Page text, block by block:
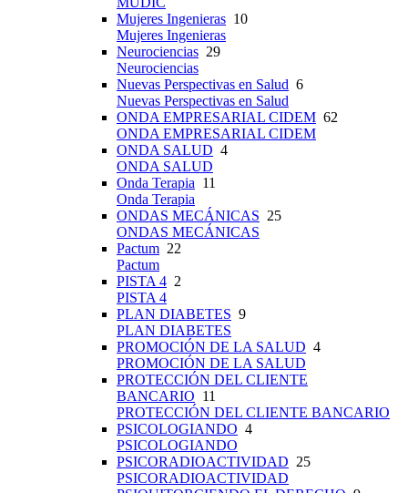
Mujeres Ingenieras 10
Mujeres Ingenieras
Neurociencias 29
Neurociencias
Nuevas Perspectivas en Salud 6
Nuevas Perspectivas en Salud
ONDA EMPRESARIAL CIDEM 62
ONDA EMPRESARIAL CIDEM
ONDA SALUD 4
ONDA SALUD
Onda Terapia 11
Onda Terapia
ONDAS MECÁNICAS 25
ONDAS MECÁNICAS
Pactum 22
Pactum
PISTA 4 2
PISTA 4
PLAN DIABETES 9
PLAN DIABETES
PROMOCIÓN DE LA SALUD 4
PROMOCIÓN DE LA SALUD
PROTECCIÓN DEL CLIENTE
BANCARIO 11
PROTECCIÓN DEL CLIENTE BANCARIO
PSICOLOGIANDO 4
PSICOLOGIANDO
PSICORADIOACTIVIDAD 25
PSICORADIOACTIVIDAD